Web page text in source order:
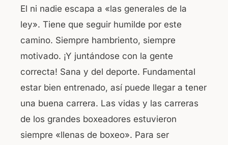
El ni nadie escapa a «las generales de la
ley». Tiene que seguir humilde por este
camino. Siempre hambriento, siempre
motivado. ¡Y juntándose con la gente
correcta! Sana y del deporte. Fundamental
estar bien entrenado, así puede llegar a tener
una buena carrera. Las vidas y las carreras
de los grandes boxeadores estuvieron
siempre «llenas de boxeo». Para ser